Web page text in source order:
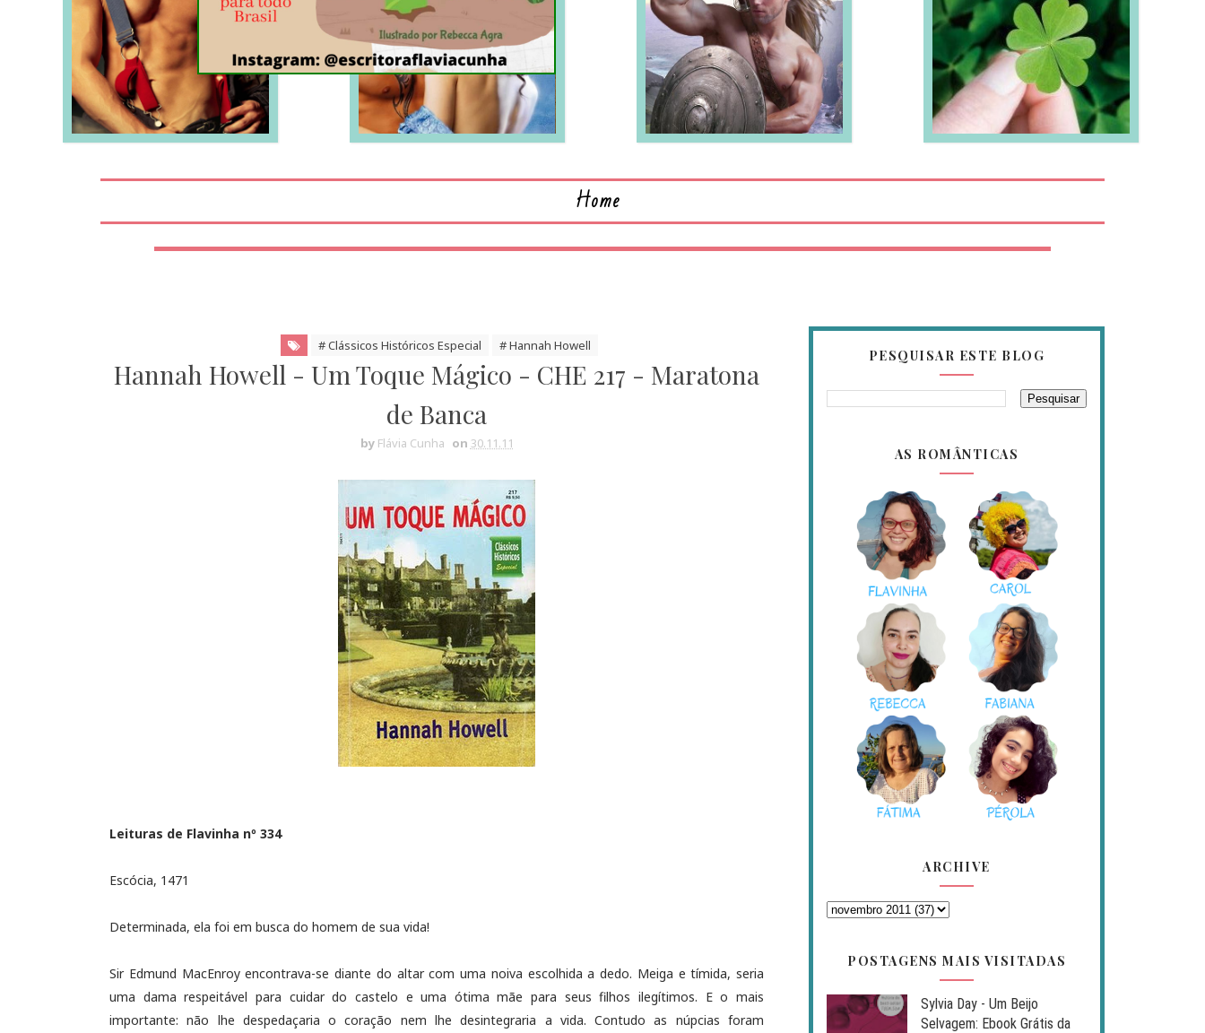
LEIA MAIS LEIA MAIS
Home
# Clássicos Históricos Especial # Hannah Howell
Hannah Howell - Um Toque Mágico - CHE 217 - Maratona
de Banca
by Flávia Cunha on 30.11.11
Leituras de Flavinha nº 334
Escócia, 1471
Determinada, ela foi em busca do homem de sua vida!
Sir Edmund MacEnroy encontrava-se diante do altar com uma noiva escolhida a dedo. Meiga e tímida, seria
uma dama respeitável para cuidar do castelo e uma ótima mãe para seus filhos ilegítimos. E o mais
importante: não lhe despedaçaria o coração nem lhe desintegraria a vida. Contudo as núpcias foram
PESQUISAR ESTE BLOG
AS ROMÂNTICAS
ARCHIVE
POSTAGENS MAIS VISITADAS
Sylvia Day - Um Beijo
Selvagem: Ebook Grátis da